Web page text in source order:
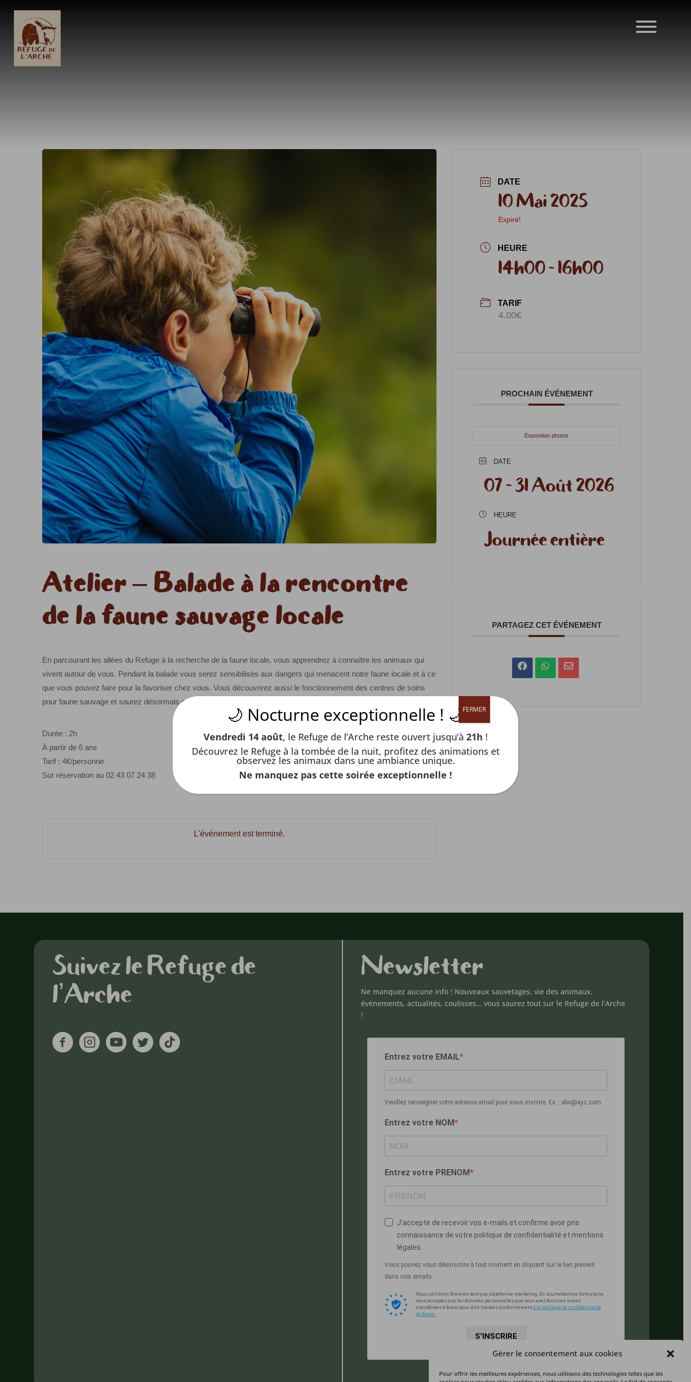
Gérer le consentement aux cookies
Pour offrir les meilleures expériences, nous utilisons des technologies telles que les
Atelier – Balade à la rencontre
de la faune sauvage locale
En parcourant les allées du Refuge à la recherche de la faune locale, vous apprendrez à connaître les animaux qui
vivent autour de vous. Pendant la balade vous serez sensibilisés aux dangers qui menacent notre faune locale et à ce
que vous pouvez faire pour la favoriser chez vous. Vous découvrirez aussi le fonctionnement des centres de soins
pour faune sauvage et saurez désormais comment réagir face à un animal en détresse.
Durée : 2h
À partir de 6 ans
Tarif : 4€/personne
Sur réservation au 02 43 07 24 38
L'événement est terminé.
DATE
10 Mai 2025
Expiré!
HEURE
14h00 - 16h00
TARIF
4.00€
PROCHAIN ÉVÉNEMENT
Exposition photos
DATE
07 - 31 Août 2026
HEURE
Journée entière
PARTAGEZ CET ÉVÉNEMENT
Suivez le Refuge de
l’Arche
Newsletter
Ne manquez aucune info ! Nouveaux sauvetages, vie des animaux,
évènements, actualités, coulisses… vous saurez tout sur le Refuge de l’Arche
!
Entrez votre EMAIL
Veuillez renseigner votre adresse email pour vous inscrire. Ex. : abc@xyz.com
Entrez votre NOM
Entrez votre PRENOM
J'accepte de recevoir vos e-mails et confirme avoir pris
connaissance de votre politique de confidentialité et mentions
légales.
Vous pouvez vous désinscrire à tout moment en cliquant sur le lien présent
dans nos emails.
Nous utilisons Brevo en tant que plateforme marketing. En soumettant ce formulaire,
vous acceptez que les données personnelles que vous avez fournies soient
transférées à Brevo pour être traitées conformémentà la politique de confidentialité
de Brevo.
S'INSCRIRE
🌙 Nocturne exceptionnelle ! 🌙
Vendredi 14 août, le Refuge de l’Arche reste ouvert jusqu’à 21h !
Découvrez le Refuge à la tombée de la nuit, profitez des animations et
observez les animaux dans une ambiance unique.
Ne manquez pas cette soirée exceptionnelle !
FERMER